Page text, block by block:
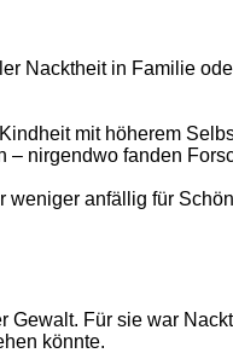
Nacktheit in Familie
mit höherem
nirgendwo fanden
weniger anfällig für
Für sie war
könnte.